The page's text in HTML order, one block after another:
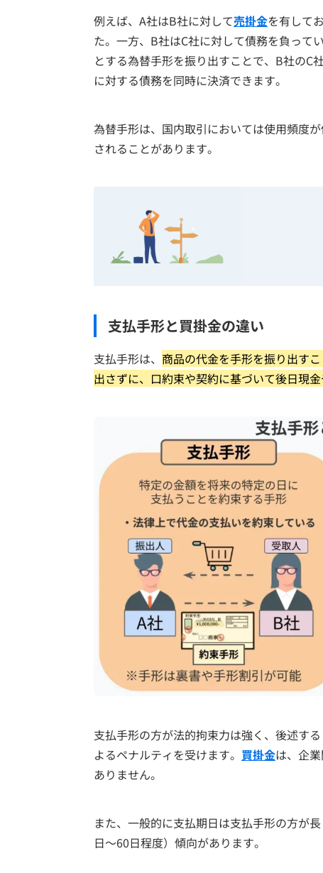
例えば、A社はB社に対して売掛金を有して
た。一方、B社はC社に対して債務を負って
とする為替手形を振り出すことで、B社のC
に対する債務を同時に決済できます。
為替手形は、国内取引においては使用頻度
されることがあります。
支払手形と買掛金の違い
支払手形は、 商品の代金を手形を振り出す
出さずに、口約束や契約に基づいて後日現
支払手形の方が法的拘束力は強く、後述す
よるペナルティを受けます。 買掛金は、企
ありません。
また、一般的に支払期日は支払手形の方が
日～60日程度）傾向があります。